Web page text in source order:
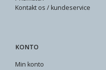
Kontakt os / kundeservice
KONTO
Min konto